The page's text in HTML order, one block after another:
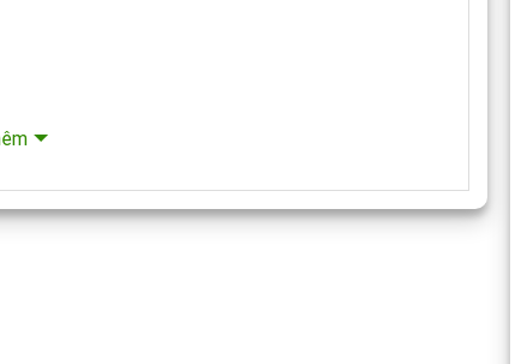
3520 vượt trội hơn hẳn về khả năng xử lý